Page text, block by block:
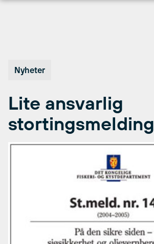
Nyheter
Lite ansvarlig
stortingsmelding